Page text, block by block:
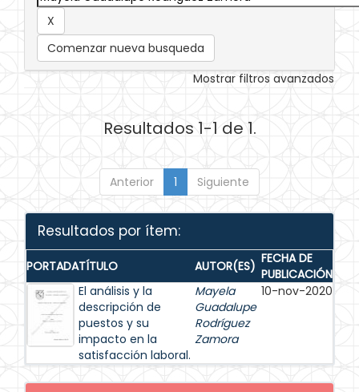
Comenzar nueva busqueda
Mostrar filtros avanzados
Resultados 1-1 de 1.
Anterior 1 Siguiente
Resultados por ítem:
PORTADATÍTULO AUTOR(ES) FECHA DE
PUBLICACIÓN
El análisis y la
descripción de
puestos y su
impacto en la
satisfacción laboral.
Mayela
Guadalupe
Rodríguez
Zamora
10-nov-2020